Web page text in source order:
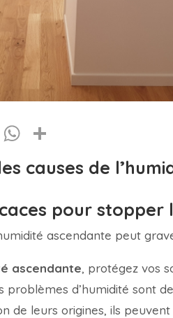
LinkedIn
WhatsApp
causes de
pour stopper
ascendante peut
ascendante, protégez vos
problèmes d’humidité sont
de leurs origines, ils